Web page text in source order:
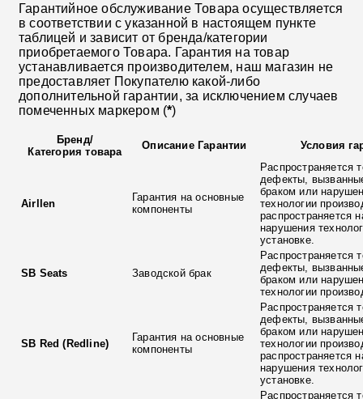
Гарантийное обслуживание Товара осуществляется
в соответствии с указанной в настоящем пункте
таблицей и зависит от бренда/категории
приобретаемого Товара. Гарантия на товар
устанавливается производителем, наш магазин не
предоставляет Покупателю какой-либо
дополнительной гарантии, за исключением случаев
помеченных маркером (*)
Бренд/
Категория товара
Описание Гарантии Условия
Airllen
Гарантия на основные
компоненты
Распространяется
дефекты,
браком или
технологии
распространяется
нарушения
установке.
SB Seats Заводской брак
Распространяется
дефекты,
браком или
технологии
SB Red (Redline)
Гарантия на основные
компоненты
Распространяется
дефекты,
браком или
технологии
распространяется
нарушения
установке.
Распространяется